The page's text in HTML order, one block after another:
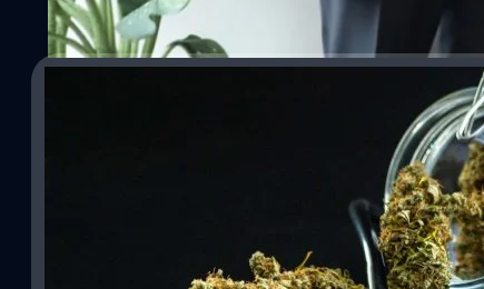
‘อนุทิน’ แจงนโยบายเสรีกัญชา มุ่งเน้นเพื่อประโ
วันที่ 13 มิถุนายน 2565 นายอนุทิน ชาญวีรกูล รัฐมนตรีว่าการกระท
ของกระทรวงสาธารณสุข มุ่งเน้นเพื่อใช้ประโยชน์ในทางการแพทย์
เสพ พร้อมเร่งรณรงค์สร้างความเข้าใจให้กับประชาชนในการนำพืช
กัญชา กัญชง ขณะนี้อยู่ระหว่างการพิจารณาเพื่อรวบข้อมูลให้รอบด้
| 1515 days ago